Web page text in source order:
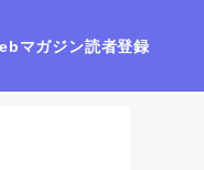
マガジン読者登録